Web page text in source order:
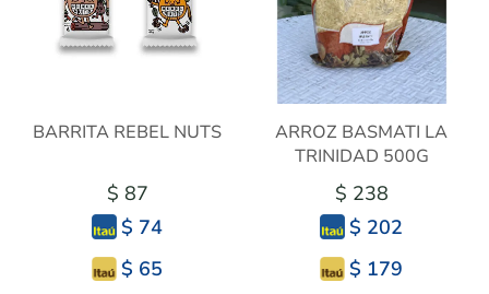
BARRITA REBEL NUTS
$ 87
$ 74
$ 65
ARROZ BASMATI LA
TRINIDAD 500G
$ 238
$ 202
$ 179